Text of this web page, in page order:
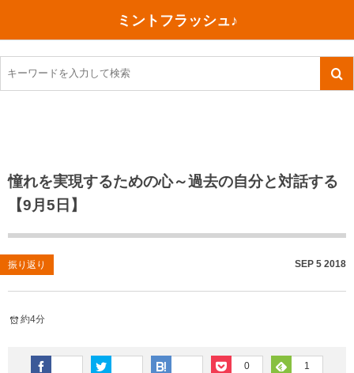
ミントフラッシュ♪
憧れを実現するための心～過去の自分と対話する
【9月5日】
振り返り SEP 5 2018
約4分
0 1
TOEIC感想・結果
TOEIC800点への道
TOEIC（作戦・ノウハウなど）
TOEIC700点への道
英単語
その他英語関連
今日買った本
ご朱印帳めぐり
川越（埼玉県）
沖縄
神戸
行ってきたあれこれ
旅行関連あれこれ
ファスティング
コスメ
ダイエット
健康あれこれ
美容あれこれ
食べ物
今日の一枚
月、星、宇宙